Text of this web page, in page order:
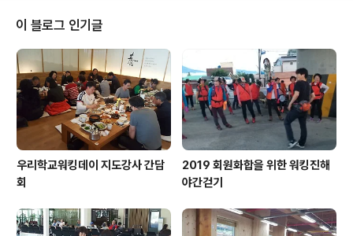
이 블로그 인기글
우리학교워킹데이 지도강사 간담
회
2019 회원화합을 위한 워킹진해
야간걷기